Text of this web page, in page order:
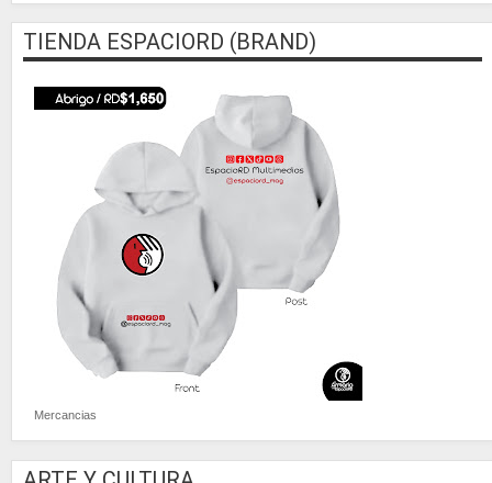
TIENDA ESPACIORD (BRAND)
Mercancias